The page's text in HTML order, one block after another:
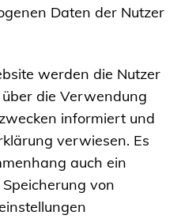
Daten der Nutzer
werden die Nutzer
die Verwendung
informiert und
verwiesen. Es
auch ein
von